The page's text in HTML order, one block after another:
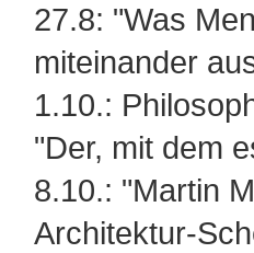
27.8: "Was
miteinander
1.10.:
"Der, mit dem
8.10.: "Martin
Architektur-